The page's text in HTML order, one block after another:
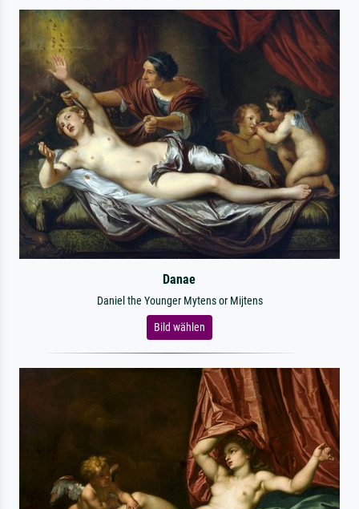
Danae
Daniel the Younger Mytens or Mijtens
Bild wählen